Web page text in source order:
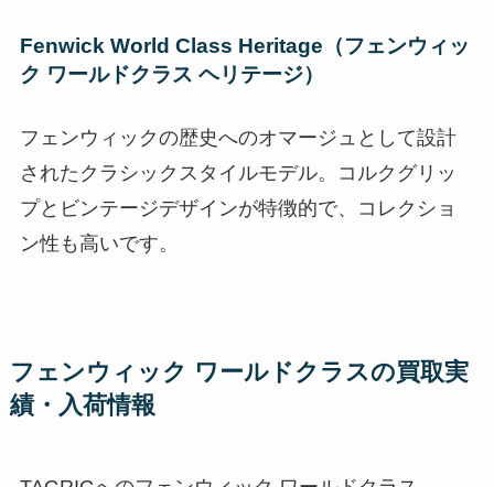
Fenwick World Class Heritage（フェンウィッ
ク ワールドクラス ヘリテージ）
フェンウィックの歴史へのオマージュとして設計
されたクラシックスタイルモデル。コルクグリッ
プとビンテージデザインが特徴的で、コレクショ
ン性も高いです。
フェンウィック ワールドクラスの買取実
績・入荷情報